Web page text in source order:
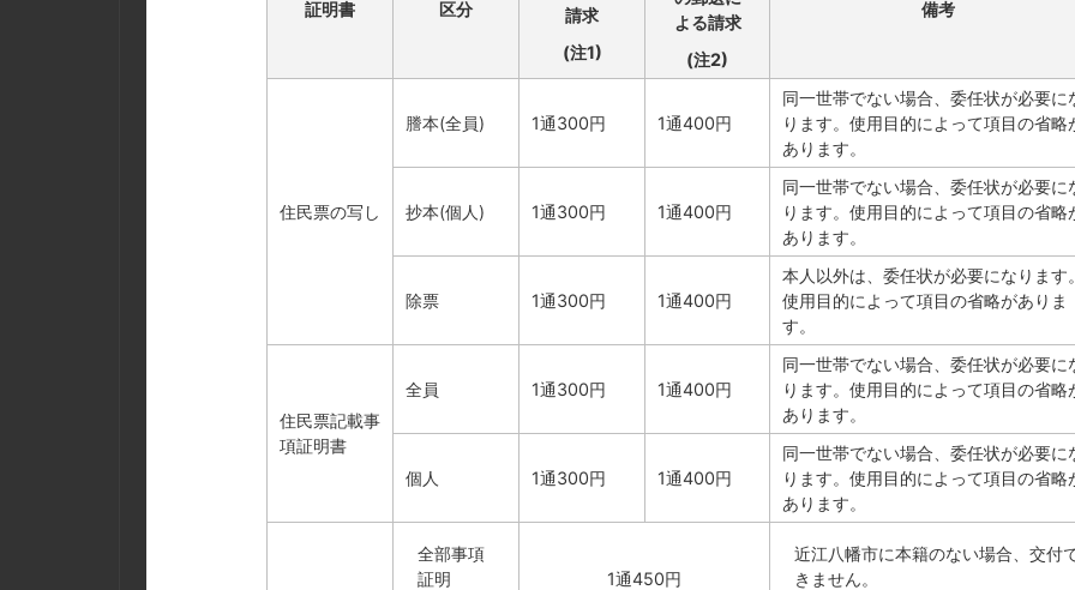
証明書 区分
請求
(注1)
よる請求
(注2)
備考
住民票の写し
謄本(全員) 1通300円 1通400円
同一世帯でない場合、委任状が必要に
ります。使用目的によって項目の省略
あります。
抄本(個人) 1通300円 1通400円
同一世帯でない場合、委任状が必要に
ります。使用目的によって項目の省略
あります。
除票 1通300円 1通400円
本人以外は、委任状が必要になります。
使用目的によって項目の省略がありま
す。
住民票記載事
項証明書
全員 1通300円 1通400円
同一世帯でない場合、委任状が必要に
ります。使用目的によって項目の省略
あります。
個人 1通300円 1通400円
同一世帯でない場合、委任状が必要に
ります。使用目的によって項目の省略
あります。
全部事項
証明
1通450円
近江八幡市に本籍のない場合、交付
きません。